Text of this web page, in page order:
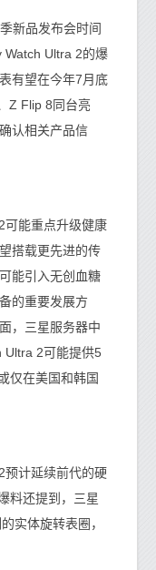
新品发布会时间
Watch Ultra 2的爆
有望在今年7月底
Z Flip 8同台亮
认相关产品信
能重点升级健康
搭载更先进的传
能引入无创血糖
的重要发展方
，三星服务器中
Ultra 2可能提供5
仅在美国和韩国
计延续前代的硬
料还提到，三星
实体旋转表圈，